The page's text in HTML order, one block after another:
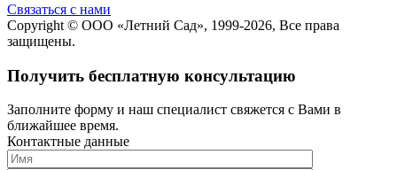
Cвязаться с нами
Copyright © ООО «Летний Сад», 1999-2026, Все права
защищены.
Получить бесплатную консультацию
Заполните форму и наш специалист свяжется с Вами в
ближайшее время.
Контактные данные